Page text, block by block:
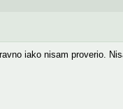
iako nisam proverio.